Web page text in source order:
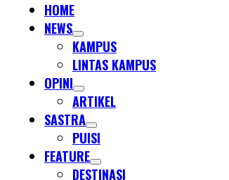
HOME
NEWS
KAMPUS
LINTAS KAMPUS
OPINI
ARTIKEL
SASTRA
PUISI
FEATURE
DESTINASI